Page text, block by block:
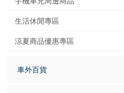
生活休閒專區
涼夏商品優惠專區
車外百貨